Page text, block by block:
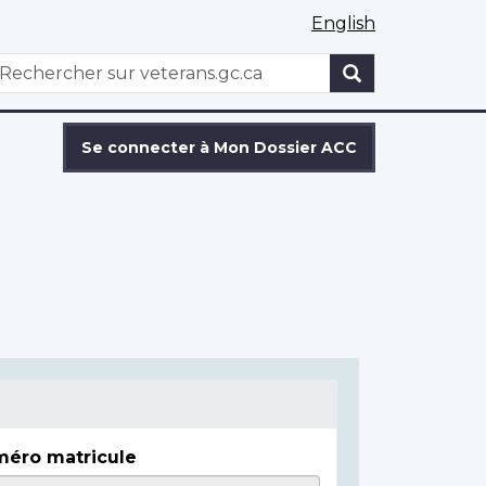
English
WxT
Se connecter à Mon Dossier ACC
matricule